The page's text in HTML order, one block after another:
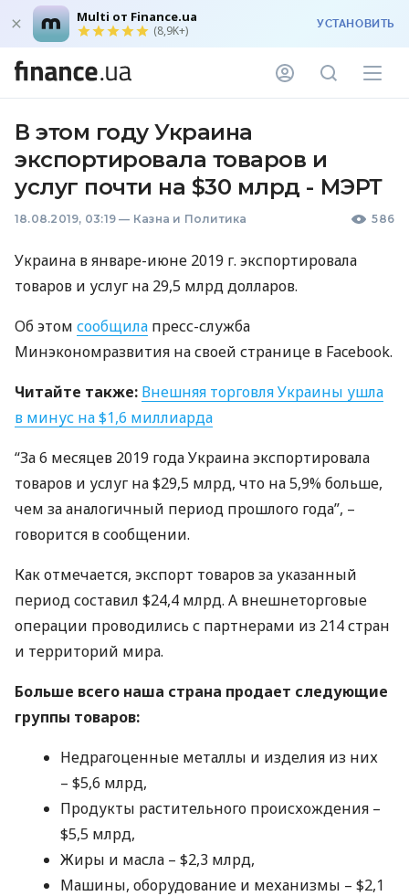
Multi от Finance.ua
(8,9K+) УСТАНОВИТЬ
В этом году Украина
экспортировала товаров и
услуг почти на $30 млрд - МЭРТ
18.08.2019, 03:19 — Казна и Политика 586
Украина в январе-июне 2019 г. экспортировала
товаров и услуг на 29,5 млрд долларов.
Об этом сообщила пресс-служба
Минэкономразвития на своей странице в Facebook.
Читайте также: Внешняя торговля Украины ушла
в минус на $1,6 миллиарда
“За 6 месяцев 2019 года Украина экспортировала
товаров и услуг на $29,5 млрд, что на 5,9% больше,
чем за аналогичный период прошлого года”, –
говорится в сообщении.
Как отмечается, экспорт товаров за указанный
период составил $24,4 млрд. А внешнеторговые
операции проводились с партнерами из 214 стран
и территорий мира.
Больше всего наша страна продает следующие
группы товаров:
Недрагоценные металлы и изделия из них
– $5,6 млрд,
Продукты растительного происхождения –
$5,5 млрд,
Жиры и масла – $2,3 млрд,
Машины, оборудование и механизмы – $2,1